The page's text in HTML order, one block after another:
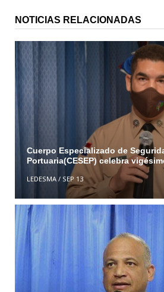
NOTICIAS RELACIONADAS
Cuerpo Especializado de
Portuaria(CESEP) celebra
LEDESMA/ SEP 13